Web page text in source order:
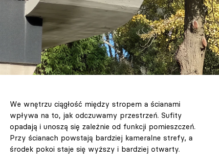
We wnętrzu ciągłość między stropem a ścianami
wpływa na to, jak odczuwamy przestrzeń. Sufity
opadają i unoszą się zależnie od funkcji pomieszczeń.
Przy ścianach powstają bardziej kameralne strefy, a
środek pokoi staje się wyższy i bardziej otwarty.